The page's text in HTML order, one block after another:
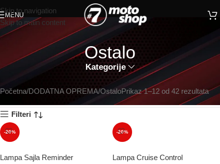
Skip to navigation
Skip to main content
MENU
Ostalo
Kategorije
Početna DODATNA OPREMA OstaloPrikaz 1–12 od 42 rezultata
Filteri
-20%
Lampa Sajla Reminder
-20%
Lampa Cruise Control